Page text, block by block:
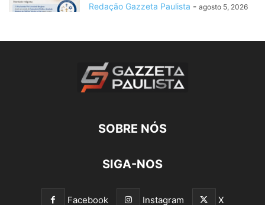
Redação Gazzeta Paulista - agosto 5, 2026
SOBRE NÓS
SIGA-NOS
Facebook Instagram X